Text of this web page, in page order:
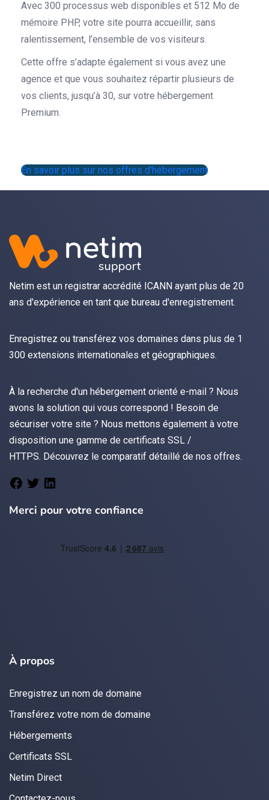
Avec 300 processus web disponibles et 512 Mo de
mémoire PHP, votre site pourra accueillir, sans
ralentissement, l’ensemble de vos visiteurs.
Cette offre s’adapte également si vous avez une
agence et que vous souhaitez répartir plusieurs de
vos clients, jusqu’à 30, sur votre hébergement
Premium.
En savoir plus sur nos offres d'hébergement
Netim est un registrar accrédité ICANN ayant plus de 20
ans d'expérience en tant que bureau d'enregistrement.
Enregistrez ou transférez vos domaines dans plus de 1
300 extensions internationales et géographiques.
À la recherche d'un hébergement orienté e-mail ? Nous
avons la solution qui vous correspond ! Besoin de
sécuriser votre site ? Nous mettons également à votre
disposition une gamme de certificats SSL /
HTTPS. Découvrez le comparatif détaillé de nos offres.
Merci pour votre confiance
À propos
Enregistrez un nom de domaine
Transférez votre nom de domaine
Hébergements
Certificats SSL
Netim Direct